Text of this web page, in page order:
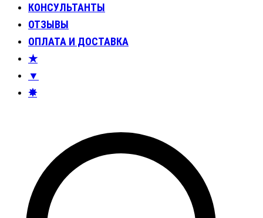
КОНСУЛЬТАНТЫ
ОТЗЫВЫ
ОПЛАТА И ДОСТАВКА
★
▼
✸